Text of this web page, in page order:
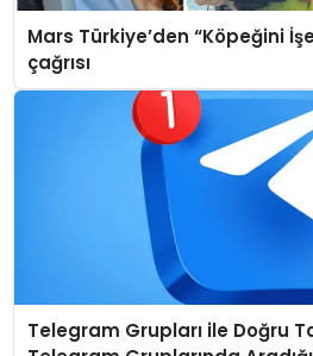
Mars Türkiye’den “Köpeğini
çağrısı
Telegram Grupları ile Doğru